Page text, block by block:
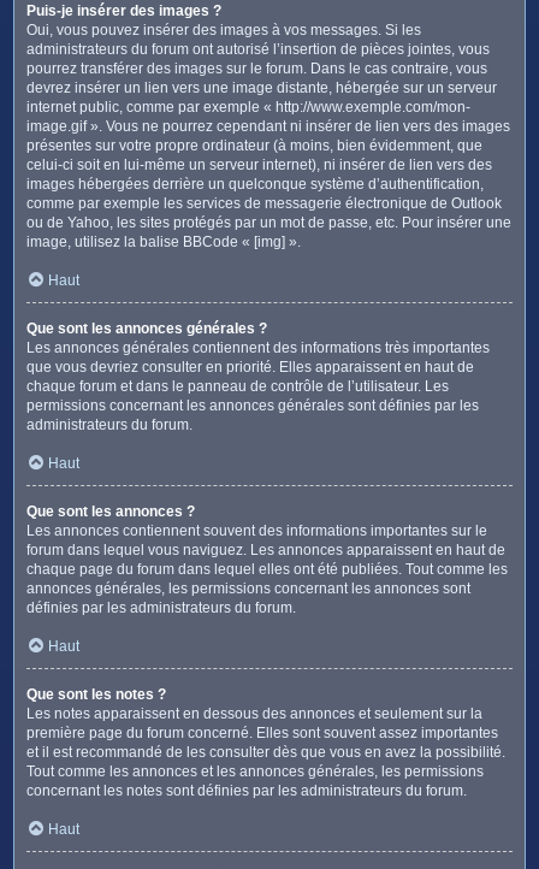
Puis-je insérer des images ?
Oui, vous pouvez insérer des images à vos messages. Si les
administrateurs du forum ont autorisé l’insertion de pièces jointes, vous
pourrez transférer des images sur le forum. Dans le cas contraire, vous
devrez insérer un lien vers une image distante, hébergée sur un serveur
internet public, comme par exemple « http://www.exemple.com/mon-
image.gif ». Vous ne pourrez cependant ni insérer de lien vers des images
présentes sur votre propre ordinateur (à moins, bien évidemment, que
celui-ci soit en lui-même un serveur internet), ni insérer de lien vers des
images hébergées derrière un quelconque système d’authentification,
comme par exemple les services de messagerie électronique de Outlook
ou de Yahoo, les sites protégés par un mot de passe, etc. Pour insérer une
image, utilisez la balise BBCode « [img] ».
Haut
Que sont les annonces générales ?
Les annonces générales contiennent des informations très importantes
que vous devriez consulter en priorité. Elles apparaissent en haut de
chaque forum et dans le panneau de contrôle de l’utilisateur. Les
permissions concernant les annonces générales sont définies par les
administrateurs du forum.
Haut
Que sont les annonces ?
Les annonces contiennent souvent des informations importantes sur le
forum dans lequel vous naviguez. Les annonces apparaissent en haut de
chaque page du forum dans lequel elles ont été publiées. Tout comme les
annonces générales, les permissions concernant les annonces sont
définies par les administrateurs du forum.
Haut
Que sont les notes ?
Les notes apparaissent en dessous des annonces et seulement sur la
première page du forum concerné. Elles sont souvent assez importantes
et il est recommandé de les consulter dès que vous en avez la possibilité.
Tout comme les annonces et les annonces générales, les permissions
concernant les notes sont définies par les administrateurs du forum.
Haut